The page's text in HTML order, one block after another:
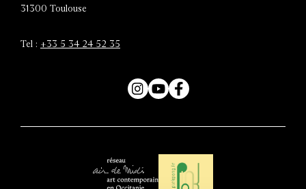
31300 Toulouse
Tel : +33 5 34 24 52 35
Instagram
YouTubeFacebook